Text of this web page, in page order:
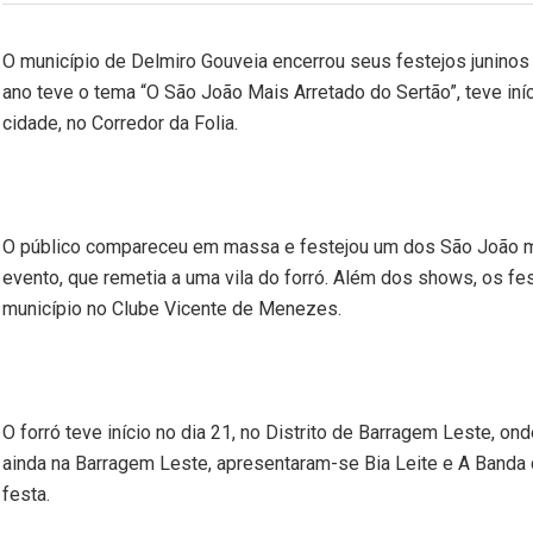
O município de Delmiro Gouveia encerrou seus festejos
ano teve o tema “O São João Mais Arretado do Sertão”, teve
cidade, no Corredor da Folia.
O público compareceu em massa e festejou um dos São
evento, que remetia a uma vila do forró. Além dos shows, os
município no Clube Vicente de Menezes.
O forró teve início no dia 21, no Distrito de Barragem Leste,
ainda na Barragem Leste, apresentaram-se Bia Leite e A
festa.